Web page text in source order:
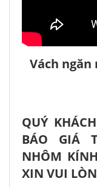
Vách
QUÝ
BÁO GIÁ
NHÔM
XIN VUI